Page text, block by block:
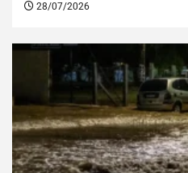
28/07/2026